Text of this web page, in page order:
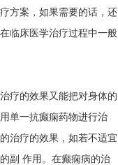
方案，如果需要的话，还
临床医学治疗过程中一般
疗的效果又能把对身体的
单一抗癫痫药物进行治
治疗的效果，如若不适宜
副 作用。在癫痫病的治